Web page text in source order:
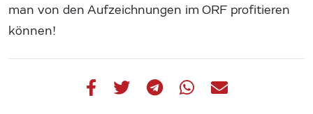
man von den Aufzeichnungen im ORF profitieren
können!